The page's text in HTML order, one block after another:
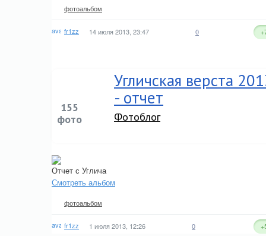
фотоальбом
fr1zz 14 июля 2013, 23:47 0
155
фото
Угличская верста
- отчет
Фотоблог
Отчет с Углича
Смотреть альбом
фотоальбом
fr1zz 1 июля 2013, 12:26 0